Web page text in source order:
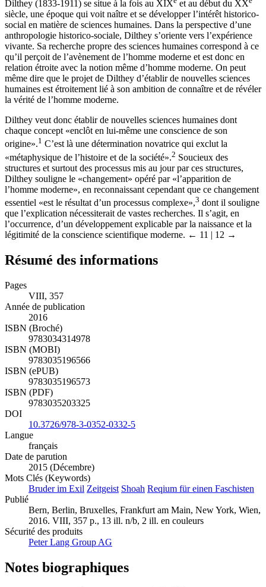
Dilthey (1833-1911) se situe à la fois au XIXeet au début du XXe
siècle, une époque qui voit naître et se développer l’intérêt historico-
social en matière de sciences humaines. Dans la perspective d’une
anthropologie historico-sociale, Dilthey s’oriente vers l’expérience
vivante. Sa recherche propre des sciences humaines correspond à ce
qu’il perçoit de l’avènement de l’homme moderne et est donc en
relation étroite avec la notion même d’homme moderne. On peut
même dire que le projet de Dilthey d’établir de nouvelles sciences
humaines est étroitement lié à son ambition de connaître et de révéler
Dilthey veut donc établir de nouvelles sciences humaines dont
chaque concept «enclôt en lui-même une conscience de son
origine». C’est là une détermination novatrice qui exclut la
«métaphysique de l’histoire et de la société».2 Soucieux des
structures et surtout des processus mis au jour par ces structures,
Dilthey souligne le «changement» opéré par «l’apparition de
l’homme moderne», en reconnaissant cependant que ce changement
essentiel «est le résultat d’un processus complexe», 3dont il souligne
que l’explication nécessiterait de vastes recherches. Il s’agit, en
l’occurrence, d’un développement explicable par la naissance et la
VIII, 357
Année de publication
2016
ISBN (Broché)
9783034314978
ISBN (MOBI)
9783035196566
ISBN (ePUB)
9783035196573
ISBN (PDF)
10.3726/978-3-0352-0332-5
Langue
français
Date de parution
2015 (Décembre)
Mots Clés (Keywords)
Bern, Berlin, Bruxelles, Frankfurt am Main, New York, Wien,
2016. VIII, 357 p., 13 ill. n/b, 2 ill. en couleurs
Sécurité des produits
Notes biographiques